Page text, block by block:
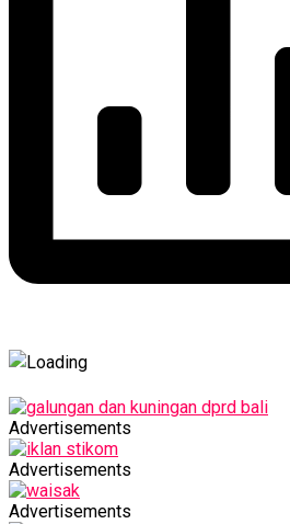
Advertisements
Advertisements
Advertisements